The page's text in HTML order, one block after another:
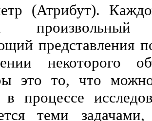
(Атрибут).
представления
некоторого
это то, что
в процессе
теми